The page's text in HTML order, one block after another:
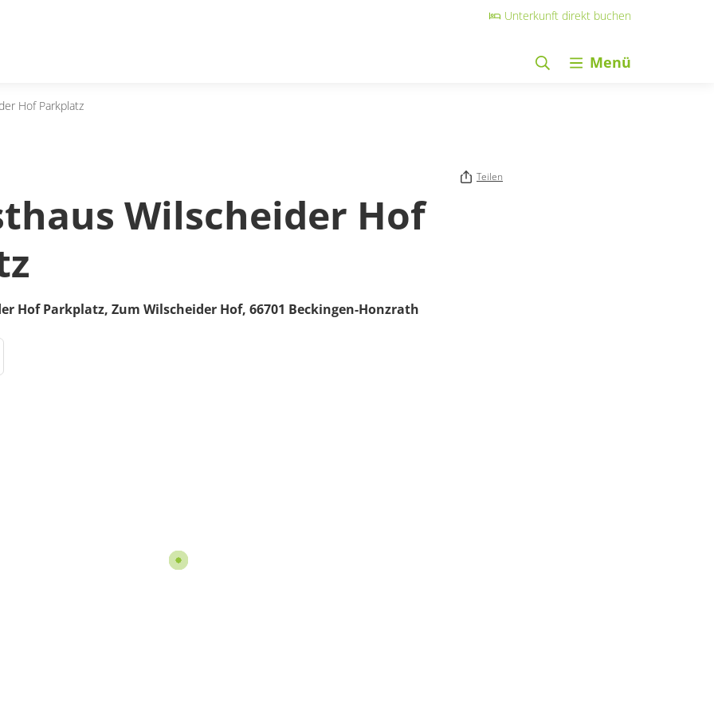
Unterkunft direkt buchen
Menü
Hof Parkplatz
Teilen
Wilscheider Hof
Hof Parkplatz, Zum Wilscheider Hof, 66701 Beckingen-Honzrath